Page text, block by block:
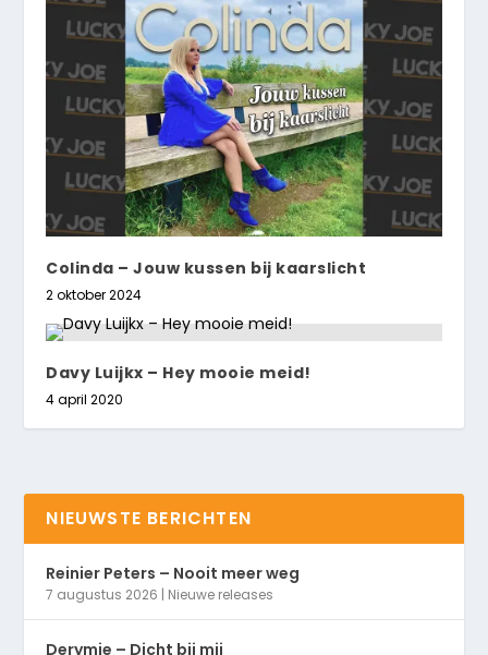
Colinda – Jouw kussen bij kaarslicht
2 oktober 2024
Davy Luijkx – Hey mooie meid!
4 april 2020
NIEUWSTE BERICHTEN
Reinier Peters – Nooit meer weg
7 augustus 2026 | Nieuwe releases
Derymie – Dicht bij mij